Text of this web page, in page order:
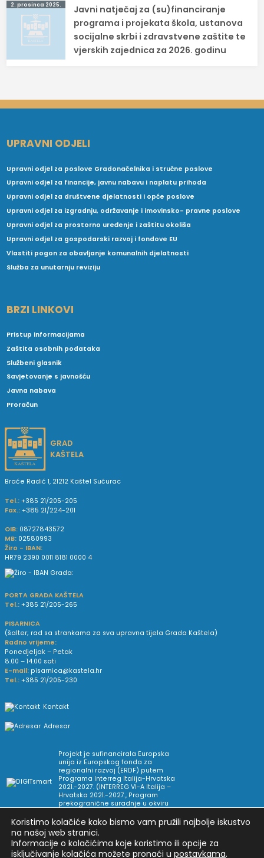
2. prosinca 2025.
Javni natječaj za (su)financiranje
programa i projekata škola, ustanova
socijalne skrbi i zdravstvene zaštite te
vjerskih zajednica za 2026. godinu
UPRAVNI ODJELI
Upravni odjel za poslove Gradonačelnika i stručne poslove
Upravni odjel za financije, javnu nabavu i naplatu prihoda
Upravni odjel za društvene djelatnosti i opće poslove
Upravni odjel za izgradnju, održavanje i imovinsko- pravne poslove
Upravni odjel za prostorno uređenje i zaštitu okoliša
Upravni odjel za gospodarski razvoj i fondove EU
Vlastiti pogon za obavljanje komunalnih djelatnosti
Služba za unutarnju reviziju
BRZI LINKOVI
Pristup informacijama
Zaštita osobnih podataka
Službeni glasnik
Savjetovanje s javnošću
Javna nabava
Proračun
GRAD
KAŠTELA
Braće Radić 1, 21212 Kaštel Sućurac
Tel.: +385 21/205-205
Fax.: +385 21/224-201
OIB: 08727843572
MB: 02580993
Žiro - IBAN:
HR79 2390 0011 8181 0000 4
PORTA GRADA KAŠTELA
Tel.: +385 21/205-265
PISARNICA
(šalter; rad sa strankama za sva upravna tijela Grada Kaštela)
Radno vrijeme:
Ponedjeljak – Petak
8.00 – 14.00 sati
E-mail: pisarnica@kastela.hr
Tel.: +385 21/205-230
Kontakt
Adresar
Projekt je sufinancirala Europska
unija iz Europskog fonda za
regionalni razvoj (ERDF) putem
Programa Interreg Italija-Hrvatska
2021.-2027. (INTERREG VI-A Italija –
Hrvatska 2021.-2027., Program
prekogranične suradnje u okviru
Arhiva novosti Uvjeti korištenja Impressum
Koristimo kolačiće kako bismo vam pružili najbolje iskustvo
na našoj web stranici.
Informacije o kolačićima koje koristimo ili opcije za
isključivanje kolačića možete pronaći u postavkama.